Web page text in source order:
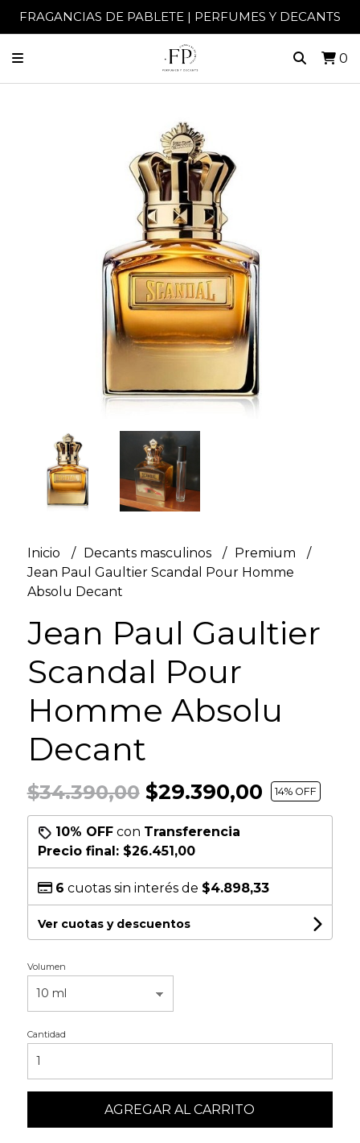
FRAGANCIAS DE PABLETE | PERFUMES Y DECANTS
0
Inicio Decants masculinos
Premium
Jean Paul Gaultier Scandal Pour Homme
Absolu Decant
Jean Paul Gaultier
Scandal Pour
Homme Absolu
Decant
$34.390,00$29.390,00 14% OFF
10% OFFcon Transferencia
Precio final: $26.451,00
6 cuotas sin interés de $4.898,33
Ver cuotas y descuentos
Volumen
Cantidad
AGREGAR AL CARRITO